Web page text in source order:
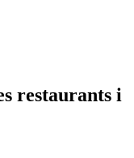
restaurants i